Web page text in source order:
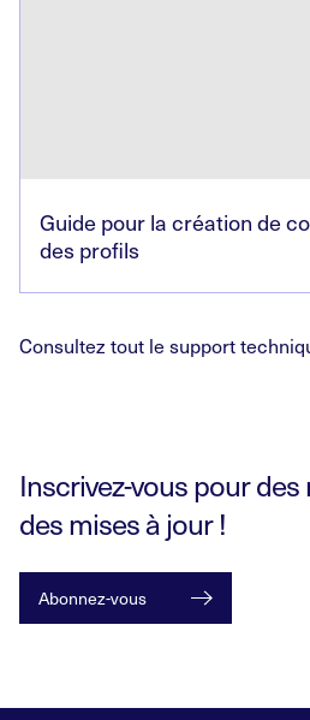
Guide pour la création de
des profils
Consultez tout le support
Inscrivez-vous pour des
des mises à jour !
Abonnez-vous